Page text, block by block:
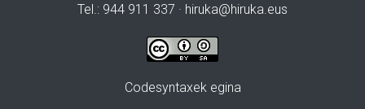
Tel.: 944 911 337 · hiruka@hiruka.eus
Codesyntaxek egina